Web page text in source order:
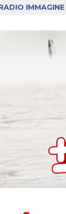
IMMAGINE